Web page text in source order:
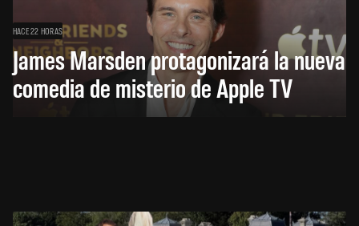
HACE 22 HORAS
James Marsden protagonizará la nueva
comedia de misterio de Apple TV